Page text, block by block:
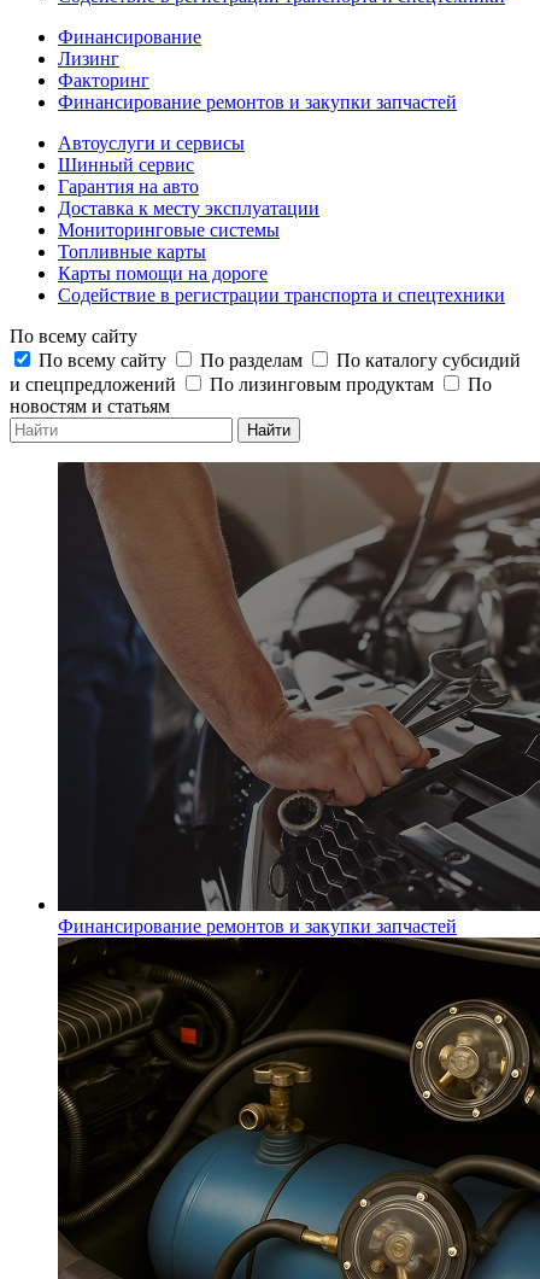
Финансирование
Лизинг
Факторинг
Финансирование ремонтов и закупки запчастей
Автоуслуги и сервисы
Шинный сервис
Гарантия на авто
Доставка к месту эксплуатации
Мониторинговые системы
Топливные карты
Карты помощи на дороге
Содействие в регистрации транспорта и спецтехники
По всему сайту
По всему сайту
По разделам
По каталогу субсидий
и спецпредложений
По лизинговым продуктам
По
новостям и статьям
Найти
Финансирование ремонтов и закупки запчастей